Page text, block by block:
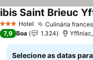
3 EstrelasHotel Culinária
ibis Saint Brieuc
7,9 Boa 1.324
Selecione as datas